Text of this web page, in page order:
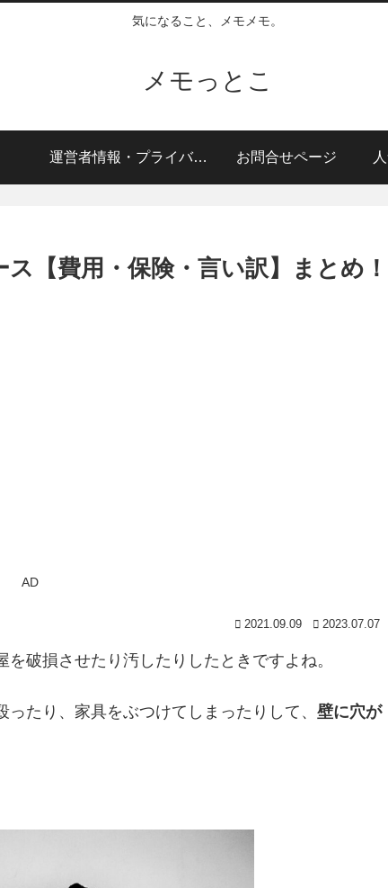
気になること、メモメモ。
メモっとこ
運営者情報・プライバシーポリシー・広告ポリシー お問合せページ
【費用・保険・言い訳】まとめ！
AD
2021.09.09 2023.07.07
破損させたり汚したりしたときですよね。
たり、家具をぶつけてしまったりして、 壁に穴が